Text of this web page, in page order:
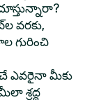
వరకు,
గురించి
ఎవరైనా మీకు
శ్రద్ధ